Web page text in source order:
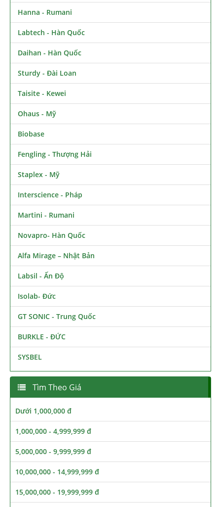
Hanna - Rumani
Labtech - Hàn Quốc
Daihan - Hàn Quốc
Sturdy - Đài Loan
Taisite - Kewei
Ohaus - Mỹ
Biobase
Fengling - Thượng Hải
Staplex - Mỹ
Interscience - Pháp
Martini - Rumani
Novapro- Hàn Quốc
Alfa Mirage – Nhật Bản
Labsil - Ấn Độ
Isolab- Đức
GT SONIC - Trung Quốc
BURKLE - ĐỨC
SYSBEL
Tìm Theo Giá
Dưới 1,000,000 đ
1,000,000 - 4,999,999 đ
5,000,000 - 9,999,999 đ
10,000,000 - 14,999,999 đ
15,000,000 - 19,999,999 đ